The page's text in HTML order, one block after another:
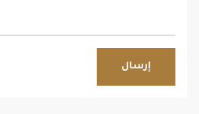
إرسال